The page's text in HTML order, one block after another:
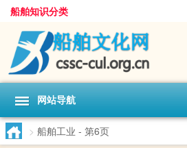
船舶知识分类
网站导航
> 船舶工业 - 第6页